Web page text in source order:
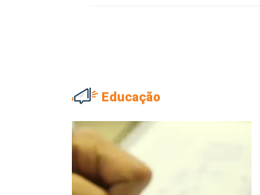
Educação
NILTON NECO
Sindec: 94 anos de união e
MARIA AUXILIADORA
SERGIO
MARCOS